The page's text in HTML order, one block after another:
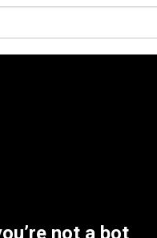
not a bot